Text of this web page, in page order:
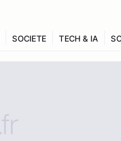
SOCIETE TECH & IA